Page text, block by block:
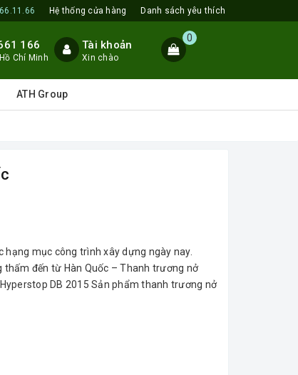
Hệ thống cửa hàng Danh sách yêu thích
166
Chí Minh
Tài khoản
Xin chào
0
ATH Group
mục công trình xây dựng ngày nay.
thấm đến từ Hàn Quốc – Thanh trương nở
DB 2015 Sản phẩm thanh trương nở